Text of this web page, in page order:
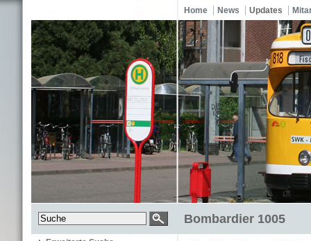
Home News Updates
Bombardier 1005